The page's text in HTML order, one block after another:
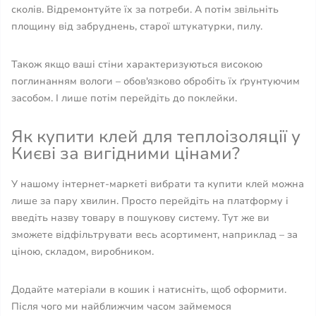
сколів. Відремонтуйте їх за потреби. А потім звільніть
площину від забруднень, старої штукатурки, пилу.
Також якщо ваші стіни характеризуються високою
поглинанням вологи – обов'язково обробіть їх ґрунтуючим
засобом. І лише потім перейдіть до поклейки.
Як купити клей для теплоізоляції у
Києві за вигідними цінами?
У нашому інтернет-маркеті вибрати та купити клей можна
лише за пару хвилин. Просто перейдіть на платформу і
введіть назву товару в пошукову систему. Тут же ви
зможете відфільтрувати весь асортимент, наприклад – за
ціною, складом, виробником.
Додайте матеріали в кошик і натисніть, щоб оформити.
Після чого ми найближчим часом займемося